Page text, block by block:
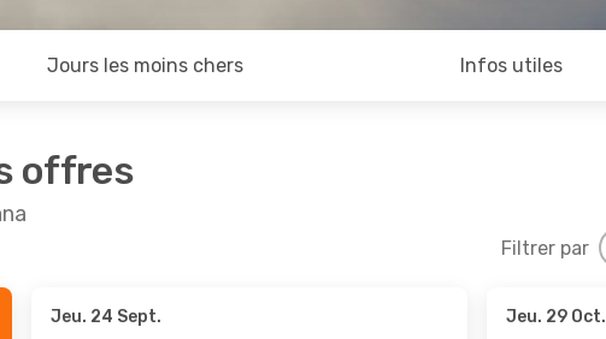
Jours les moins chers Infos utiles
offres
Filtrer par
Jeu. 24 Sept. Jeu. 29 Oct.